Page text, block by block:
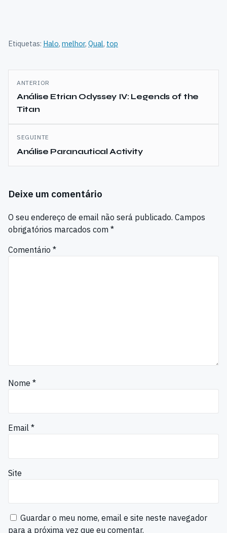
Etiquetas: Halo, melhor, Qual, top
Navegação
de
artigos
ANTERIOR
Análise Etrian Odyssey IV: Legends of the
Titan
SEGUINTE
Análise Paranautical Activity
Deixe um comentário
O seu endereço de email não será publicado. Campos
obrigatórios marcados com *
Comentário *
Nome *
Email *
Site
Guardar o meu nome, email e site neste navegador
para a próxima vez que eu comentar.